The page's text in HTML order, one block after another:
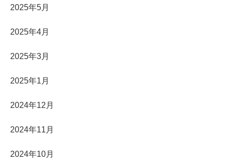
2025年5月
2025年4月
2025年3月
2025年1月
2024年12月
2024年11月
2024年10月